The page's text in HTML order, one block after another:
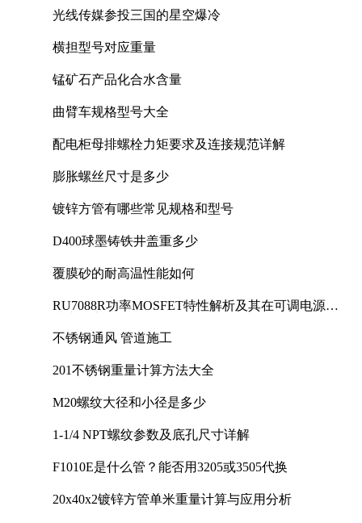
光线传媒参投三国的星空爆冷
横担型号对应重量
锰矿石产品化合水含量
曲臂车规格型号大全
配电柜母排螺栓力矩要求及连接规范详解
膨胀螺丝尺寸是多少
镀锌方管有哪些常见规格和型号
D400球墨铸铁井盖重多少
覆膜砂的耐高温性能如何
RU7088R功率MOSFET特性解析及其在可调电源设
不锈钢通风 管道施工
201不锈钢重量计算方法大全
M20螺纹大径和小径是多少
1-1/4 NPT螺纹参数及底孔尺寸详解
F1010E是什么管？能否用3205或3505代换
20x40x2镀锌方管单米重量计算与应用分析